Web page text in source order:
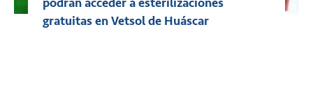
gratuitas en Vetsol de Huáscar